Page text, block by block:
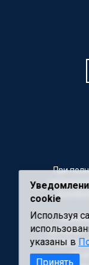
При
Для
материал"
Редакция
за
cookie
Используя
указаны в
Принять